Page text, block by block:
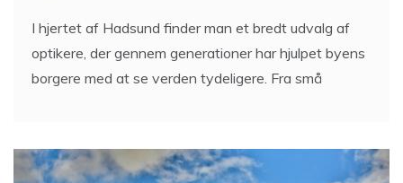
I hjertet af Hadsund finder man et bredt udvalg af
optikere, der gennem generationer har hjulpet byens
borgere med at se verden tydeligere. Fra små